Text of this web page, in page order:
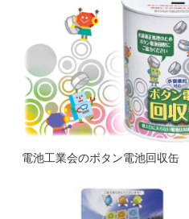
電池工業会のボタン電池回収缶